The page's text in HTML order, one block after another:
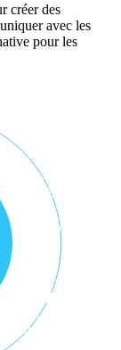
créer des
avec les
pour les